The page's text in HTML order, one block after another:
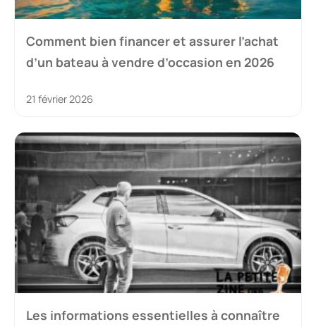
Comment bien financer et assurer l’achat
d’un bateau à vendre d’occasion en 2026
21 février 2026
Les informations essentielles à connaître